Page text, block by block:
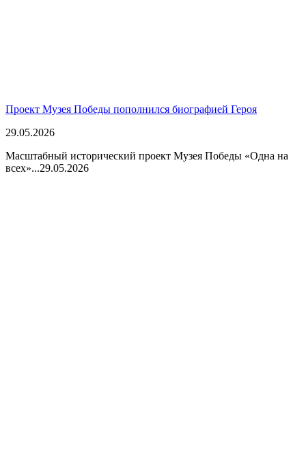
Проект Музея Победы пополнился биографией Героя
29.05.2026
Масштабный исторический проект Музея Победы «Одна на
всех»...29.05.2026